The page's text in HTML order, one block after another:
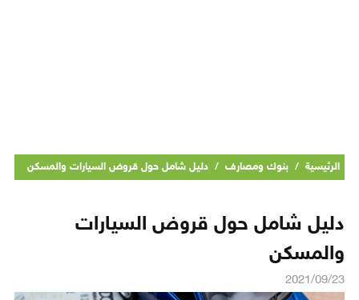
الرئيسية / بنوك ومصارف / دليل شامل حول قروض السيارات والمسكن
دليل شامل حول قروض السيارات
والمسكن
2021/09/23